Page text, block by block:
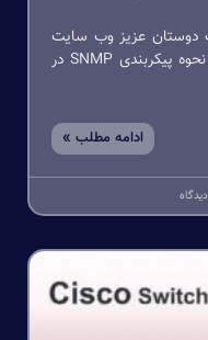
دوستان عزیز وب سایت
ITProPlus، امروز قصد داریم به شما نحوه پیکربندی SNMP در
ادامه مطلب »